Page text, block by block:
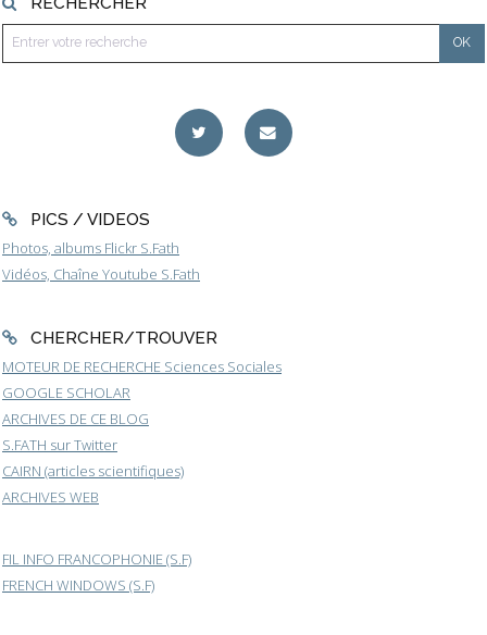
PICS / VIDEOS
Photos, albums Flickr S.Fath
Vidéos, Chaîne Youtube S.Fath
CHERCHER/TROUVER
MOTEUR DE RECHERCHE Sciences Sociales
GOOGLE SCHOLAR
ARCHIVES DE CE BLOG
S.FATH sur Twitter
CAIRN (articles scientifiques)
ARCHIVES WEB
FIL INFO FRANCOPHONIE (S.F)
FRENCH WINDOWS (S.F)